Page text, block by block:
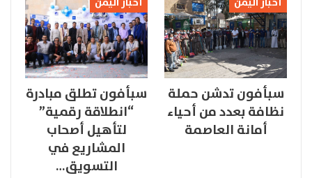
سبأفون تدشن حملة
نظافة بعدد من أحياء
أمانة العاصمة
سبأفون تطلق مبادرة
“انطلاقة رقمية”
لتأهيل أصحاب
المشاريع في
التسويق…